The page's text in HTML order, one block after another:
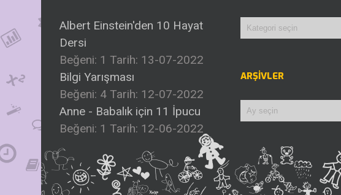
Albert Einstein'den 10 Hayat
Dersi
Beğeni: 1 Tarih: 13-07-2022
Bilgi Yarışması
Beğeni: 4 Tarih: 12-07-2022
Anne - Babalık için 11 İpucu
Beğeni: 1 Tarih: 12-06-2022
Kategoriler
ARŞIVLER
Arşivler